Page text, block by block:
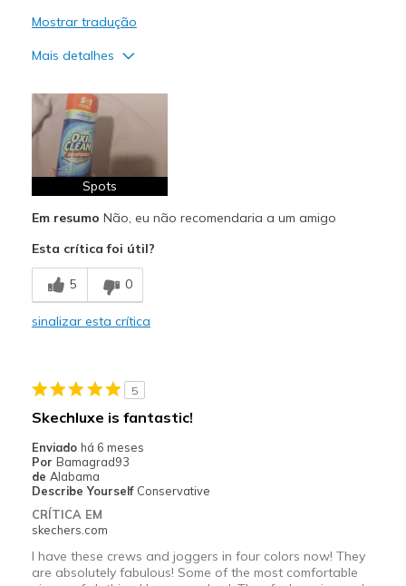
Mostrar tradução
Mais detalhes
Attractive Design
Breathe Well
Comfortable
Contras
Poor Quality
Melhores utilizações
Casual Wear
Spots
Em resumo Não, eu não recomendaria a um amigo
Esta crítica foi útil?
5 0
sinalizar esta crítica
5
Skechluxe is fantastic!
Enviado há 6 meses
Por Bamagrad93
de Alabama
Describe Yourself Conservative
CRÍTICA EM
skechers.com
I have these crews and joggers in four colors now! They
are absolutely fabulous! Some of the most comfortable